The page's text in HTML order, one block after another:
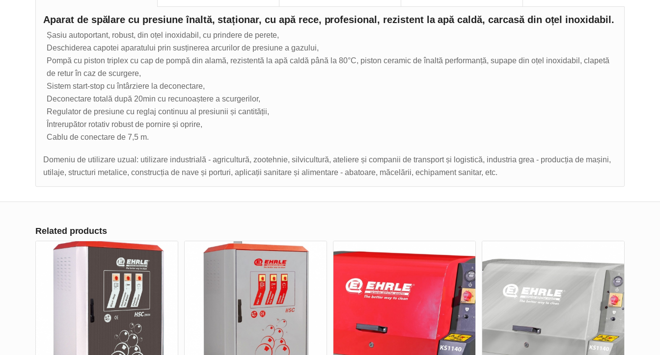
Aparat de spălare cu presiune înaltă, staționar, cu apă rece, profesional , rezistent la apă caldă, carcasă din oțel inoxidabil.
Șasiu autoportant, robust, din oțel inoxidabil, cu prindere de perete,
Deschiderea capotei aparatului prin susținerea arcurilor de presiune a gazului,
Pompă cu piston triplex cu cap de pompă din alamă, rezistentă la apă caldă până la 80°C, piston ceramic de înaltă performanță, supape din oțel inoxidabil, clapetă
de retur în caz de scurgere,
Sistem start-stop cu întârziere la deconectare,
Deconectare totală după 20min cu recunoaștere a scurgerilor,
Regulator de presiune cu reglaj continuu al presiunii și cantității,
Întrerupător rotativ robust de pornire și oprire,
Cablu de conectare de 7,5 m.
Domeniu de utilizare uzual: utilizare industrială - agricultură, zootehnie, silvicultură, ateliere și companii de transport și logistică, industria grea - producția de mașini,
utilaje, structuri metalice, construcția de nave și porturi, aplicații sanitare și alimentare - abatoare, măcelării, echipament sanitar, etc.
Related products